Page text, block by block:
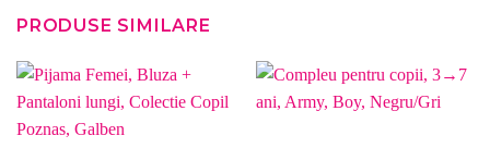
PRODUSE SIMILARE